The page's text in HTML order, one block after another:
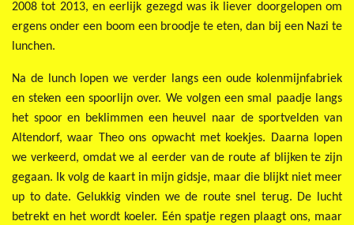
2008 tot 2013, en eerlijk gezegd was ik liever doorgelopen om
ergens onder een boom een broodje te eten, dan bij een Nazi te
lunchen.
Na de lunch lopen we verder langs een oude kolenmijnfabriek
en steken een spoorlijn over. We volgen een smal paadje langs
het spoor en beklimmen een heuvel naar de sportvelden van
Altendorf, waar Theo ons opwacht met koekjes. Daarna lopen
we verkeerd, omdat we al eerder van de route af blijken te zijn
gegaan. Ik volg de kaart in mijn gidsje, maar die blijkt niet meer
up to date. Gelukkig vinden we de route snel terug. De lucht
betrekt en het wordt koeler. Eén spatje regen plaagt ons, maar